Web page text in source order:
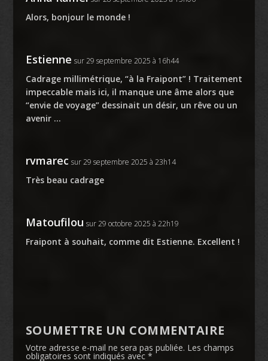
Alors, bonjour le monde !
Estienne sur 29 septembre 2025 à 16h44
Cadrage millimétrique, “à la Fraipont” ! Traitement
impeccable mais ici, il manque une âme alors que
“envie de voyage” dessinait un désir, un rêve ou un
avenir …
rvmarec sur 29 septembre 2025 à 23h14
Très beau cadrage
Matoufilou sur 29 octobre 2025 à 22h19
Fraipont à souhait, comme dit Estienne. Excellent !
SOUMETTRE UN COMMENTAIRE
Votre adresse e-mail ne sera pas publiée. Les champs
obligatoires sont indiqués avec *